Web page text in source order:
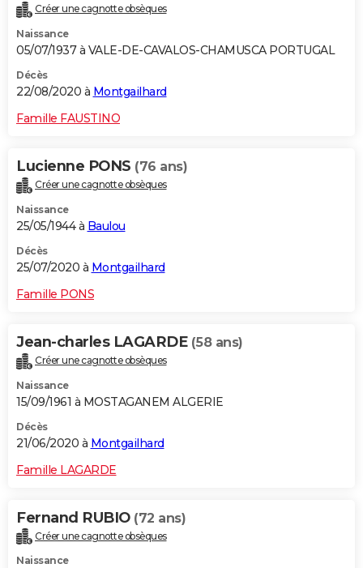
Créer une cagnotte obsèques
Naissance
05/07/1937 à VALE-DE-CAVALOS-CHAMUSCA PORTUGAL
Décès
22/08/2020 à Montgailhard
Famille FAUSTINO
Lucienne PONS (76 ans)
Créer une cagnotte obsèques
Naissance
25/05/1944 à Baulou
Décès
25/07/2020 à Montgailhard
Famille PONS
Jean-charles LAGARDE (58 ans)
Créer une cagnotte obsèques
Naissance
15/09/1961 à MOSTAGANEM ALGERIE
Décès
21/06/2020 à Montgailhard
Famille LAGARDE
Fernand RUBIO (72 ans)
Créer une cagnotte obsèques
Naissance